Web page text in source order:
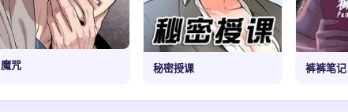
魔咒 秘密授课 裤裤笔记